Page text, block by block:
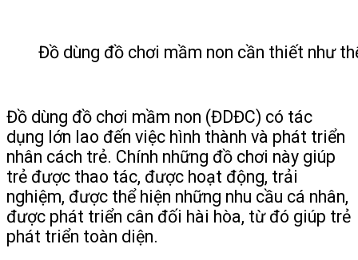
Đồ dùng đồ chơi mầm non cần thiết như
Đồ dùng đồ chơi mầm non (ĐDĐC) có tác
dụng lớn lao đến việc hình thành và phát triển
nhân cách trẻ. Chính những đồ chơi này giúp
trẻ được thao tác, được hoạt động, trải
nghiệm, được thể hiện những nhu cầu cá nhân,
được phát triển cân đối hài hòa, từ đó giúp trẻ
phát triển toàn diện.